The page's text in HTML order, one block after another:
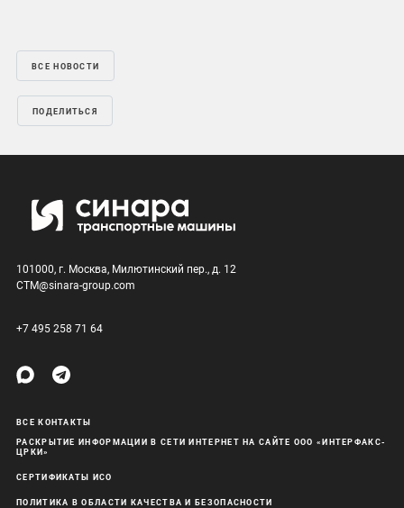
ВСЕ НОВОСТИ
ПОДЕЛИТЬСЯ
101000, г. Москва, Милютинский пер., д. 12
CTM@sinara-group.com
+7 495 258 71 64
ВСЕ КОНТАКТЫ
РАСКРЫТИЕ ИНФОРМАЦИИ В СЕТИ ИНТЕРНЕТ НА САЙТЕ ООО «ИНТЕРФАКС-
ЦРКИ»
СЕРТИФИКАТЫ ИСО
ПОЛИТИКА В ОБЛАСТИ КАЧЕСТВА И БЕЗОПАСНОСТИ